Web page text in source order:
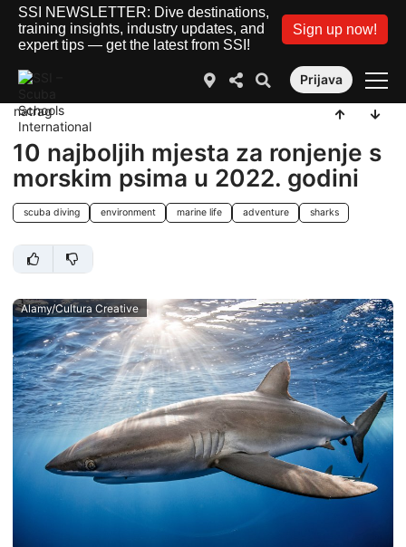
SSI NEWSLETTER: Dive destinations,
training insights, industry updates, and
expert tips — get the latest from SSI!
Sign up now!
Prijava
natrag
10 najboljih mjesta za ronjenje s
morskim psima u 2022. godini
scuba diving environment marine life adventure sharks
Alamy/Cultura Creative